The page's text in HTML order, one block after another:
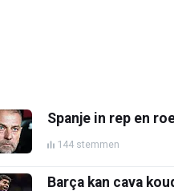
Spanje in rep en
144 stemmen
Barça kan cava